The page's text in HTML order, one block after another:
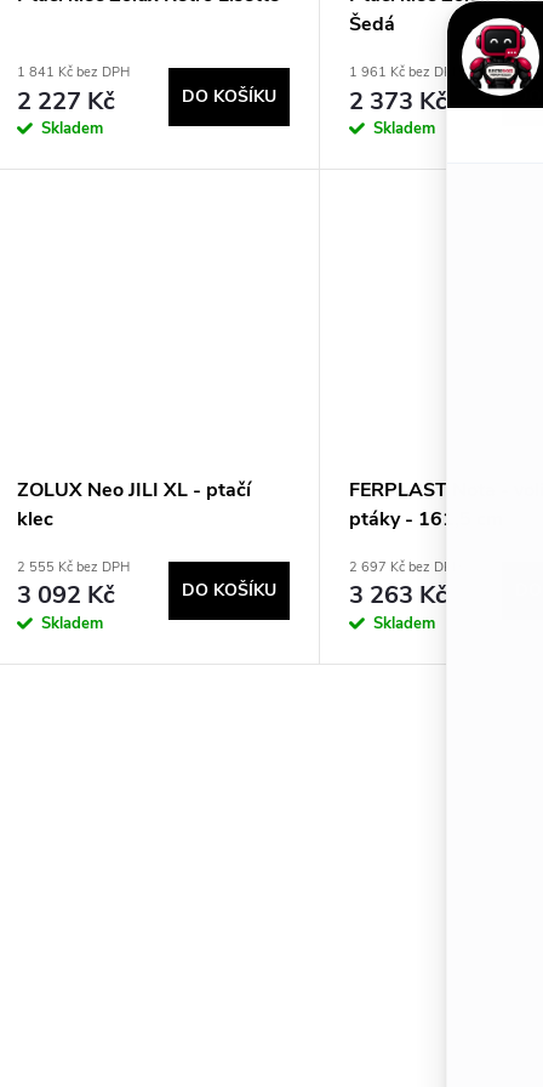
1 841 Kč bez DPH
2 227 Kč
Skladem
DO KOŠÍKU
Šedá
1 961 Kč bez DPH
2 373 Kč
Skladem
DO
ZOLUX Neo JILI XL - ptačí
klec
2 555 Kč bez DPH
3 092 Kč
Skladem
DO KOŠÍKU
FERPLAST Nota -
ptáky - 161,5 cm
2 697 Kč bez DPH
3 263 Kč
Skladem